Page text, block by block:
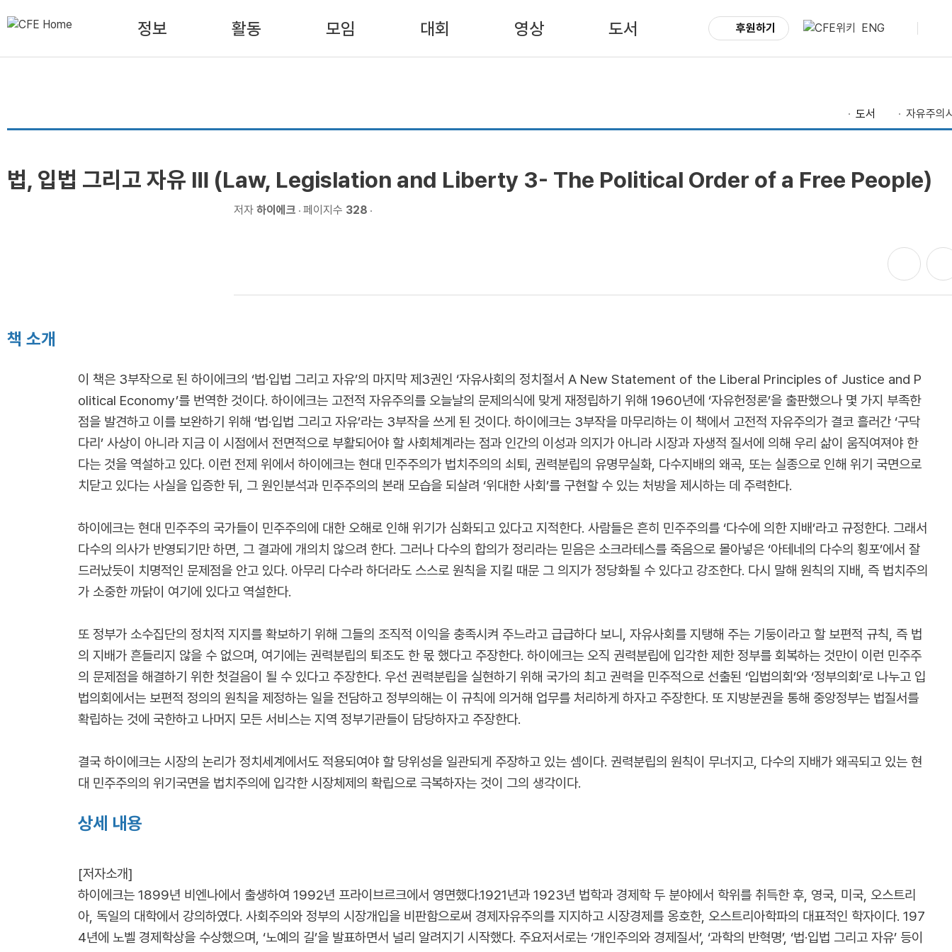
정보 활동 모임 대회 영상 도서 후원하기 ENG
도서 자유주의
법, 입법 그리고 자유 Ⅲ (Law, Legislation and Liberty 3- The Political Order of a Free People)
저자 하이에크 페이지수 328
책 소개
이 책은 3부작으로 된 하이에크의 ‘법·입법 그리고 자유’의 마지막 제3권인 ‘자유사회의 정치절서 A New Statement of the Liberal Principles of Justice and P
olitical Economy’를 번역한 것이다. 하이에크는 고전적 자유주의를 오늘날의 문제의식에 맞게 재정립하기 위해 1960년에 ‘자유헌정론’을 출판했으나 몇 가지 부족한
점을 발견하고 이를 보완하기 위해 ‘법·입법 그리고 자유’라는 3부작을 쓰게 된 것이다. 하이에크는 3부작을 마무리하는 이 책에서 고전적 자유주의가 결코 흘러간 ‘구닥
다리’ 사상이 아니라 지금 이 시점에서 전면적으로 부활되어야 할 사회체계라는 점과 인간의 이성과 의지가 아니라 시장과 자생적 질서에 의해 우리 삶이 움직여져야 한
다는 것을 역설하고 있다. 이런 전제 위에서 하이에크는 현대 민주주의가 법치주의의 쇠퇴, 권력분립의 유명무실화, 다수지배의 왜곡, 또는 실종으로 인해 위기 국면으로
치닫고 있다는 사실을 입증한 뒤, 그 원인분석과 민주주의의 본래 모습을 되살려 ‘위대한 사회’를 구현할 수 있는 처방을 제시하는 데 주력한다.
하이에크는 현대 민주주의 국가들이 민주주의에 대한 오해로 인해 위기가 심화되고 있다고 지적한다. 사람들은 흔히 민주주의를 ‘다수에 의한 지배’라고 규정한다. 그래서
다수의 의사가 반영되기만 하면, 그 결과에 개의치 않으려 한다. 그러나 다수의 합의가 정리라는 믿음은 소크라테스를 죽음으로 몰아넣은 ‘아테네의 다수의 횡포’에서 잘
드러났듯이 치명적인 문제점을 안고 있다. 아무리 다수라 하더라도 스스로 원칙을 지킬 때문 그 의지가 정당화될 수 있다고 강조한다. 다시 말해 원칙의 지배, 즉 법치주의
가 소중한 까닭이 여기에 있다고 역설한다.
또 정부가 소수집단의 정치적 지지를 확보하기 위해 그들의 조직적 이익을 충족시켜 주느라고 급급하다 보니, 자유사회를 지탱해 주는 기둥이라고 할 보편적 규칙, 즉 법
의 지배가 흔들리지 않을 수 없으며, 여기에는 권력분립의 퇴조도 한 몫 했다고 주장한다. 하이에크는 오직 권력분립에 입각한 제한 정부를 회복하는 것만이 이런 민주주
의 문제점을 해결하기 위한 첫걸음이 될 수 있다고 주장한다. 우선 권력분립을 실현하기 위해 국가의 최고 권력을 민주적으로 선출된 ‘입법의회’와 ‘정부의회’로 나누고 입
법의회에서는 보편적 정의의 원칙을 제정하는 일을 전담하고 정부의해는 이 규칙에 의거해 업무를 처리하게 하자고 주장한다. 또 지방분권을 통해 중앙정부는 법질서를
확립하는 것에 국한하고 나머지 모든 서비스는 지역 정부기관들이 담당하자고 주장한다.
결국 하이에크는 시장의 논리가 정치세계에서도 적용되여야 할 당위성을 일관되게 주장하고 있는 셈이다. 권력분립의 원칙이 무너지고, 다수의 지배가 왜곡되고 있는 현
대 민주주의의 위기국면을 법치주의에 입각한 시장체제의 확립으로 극복하자는 것이 그의 생각이다.
상세 내용
[저자소개]
하이에크는 1899년 비엔나에서 출생하여 1992년 프라이브르크에서 영면했다.1921년과 1923년 법학과 경제학 두 분야에서 학위를 취득한 후, 영국, 미국, 오스트리
아, 독일의 대학에서 강의하였다. 사회주의와 정부의 시장개입을 비판함으로써 경제자유주의를 지지하고 시장경제를 옹호한, 오스트리아학파의 대표적인 학자이다. 197
4년에 노벨 경제학상을 수상했으며, ‘노예의 길’을 발표하면서 널리 알려지기 시작했다. 주요저서로는 ‘개인주의와 경제질서’, ‘과학의 반혁명’, ‘법·입법 그리고 자유’ 등이